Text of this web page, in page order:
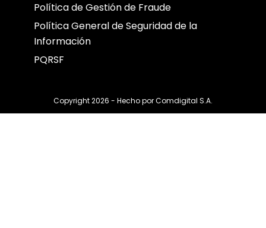
Política de Gestión de Fraude
Política General de Seguridad de la
Información
PQRSF
Copyright 2026 - Hecho porComdigital S.A.